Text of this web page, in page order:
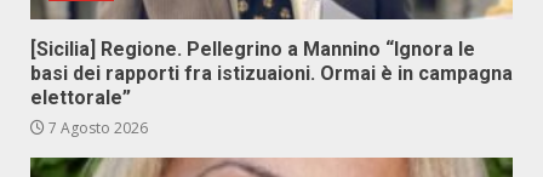
[Sicilia] Regione. Pellegrino a Mannino “Ignora le
basi dei rapporti fra istizuaioni. Ormai è in campagna
elettorale”
7 Agosto 2026